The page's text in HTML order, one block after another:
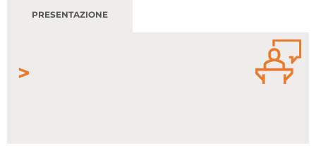
Hai dimenticato la password?
PRESENTAZIONE